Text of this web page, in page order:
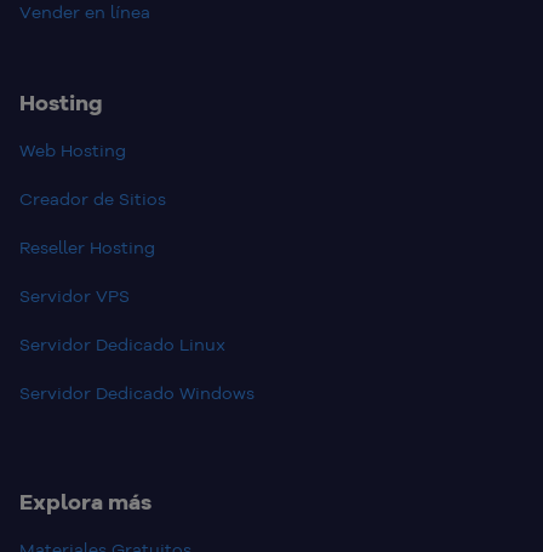
Vender en línea
Hosting
Web Hosting
Creador de Sitios
Reseller Hosting
Servidor VPS
Servidor Dedicado Linux
Servidor Dedicado Windows
Explora más